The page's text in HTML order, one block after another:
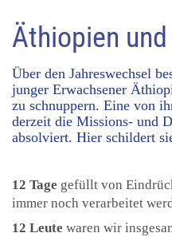
Äthiopien
Über den Jahreswechsel
junger Erwachsener
zu schnuppern. Eine von
derzeit die Missions- und
absolviert. Hier schildert
12 Tage gefüllt von
immer noch verarbeitet
12 Leute waren wir